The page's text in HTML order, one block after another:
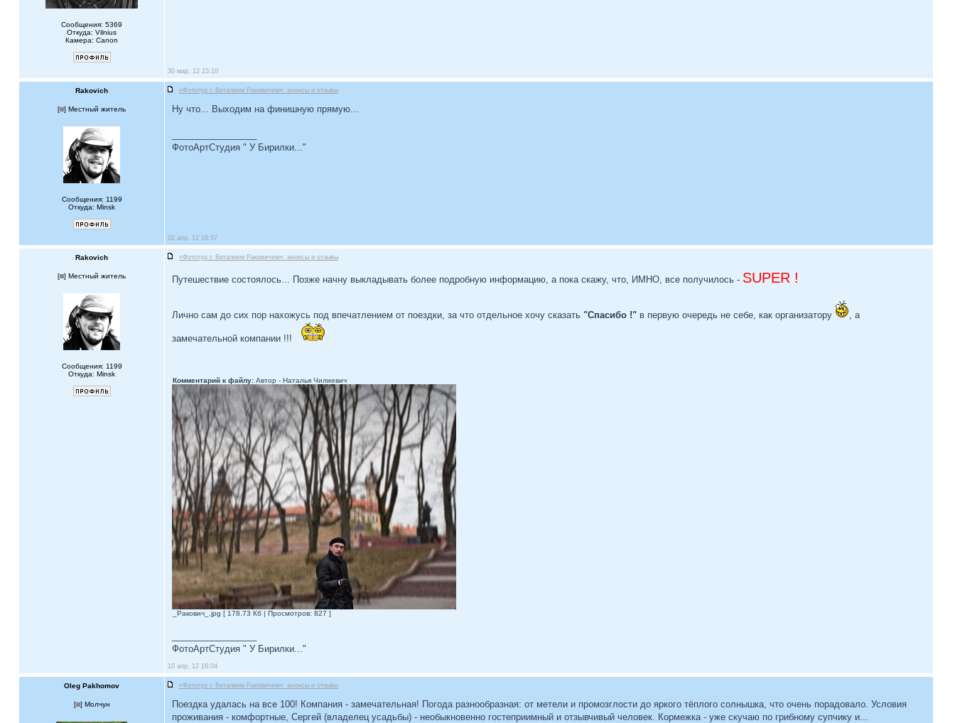
Сообщения: 5369
Откуда: Vilnius
Камера: Canon
30 мар, 12 15:10
Rakovich «Фототур с Виталием Раковичем»: анонсы и отзывы
[ ] Местный житель
Сообщения: 1199
Откуда: Minsk
Ну что... Выходим на финишную прямую...
ФотоАртСтудия " У Бирилки..."
02 апр, 12 16:57
Rakovich «Фототур с Виталием Раковичем»: анонсы и отзывы
[ ] Местный житель
Сообщения: 1199
Откуда: Minsk
Путешествие состоялось... Позже начну выкладывать более подробную информацию, а пока скажу, что, ИМНО, все получилось - SUPER !
Лично сам до сих пор нахожусь под впечатлением от поездки, за что отдельное хочу сказать "Спасибо !" в первую очередь не себе, как организатору , а
замечательной компании !!!
Комментарий к файлу: Автор - Наталья Чилиевич
_Ракович_.jpg [ 178.73 Кб | Просмотров: 827 ]
ФотоАртСтудия " У Бирилки..."
10 апр, 12 16:04
Oleg Pakhomov «Фототур с Виталием Раковичем»: анонсы и отзывы
[ ] Молчун
Поездка удалась на все 100! Компания - замечательная! Погода разнообразная: от метели и промозглости до яркого тёплого солнышка, что очень порадовало. Условия
проживания - комфортные, Сергей (владелец усадьбы) - необыкновенно гостеприимный и отзывчивый человек. Кормежка - уже скучаю по грибному супчику и...